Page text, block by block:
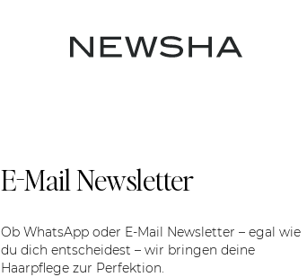
E-Mail Newsletter
Ob WhatsApp oder E-Mail Newsletter – egal wie
du dich entscheidest – wir bringen deine
Haarpflege zur Perfektion.